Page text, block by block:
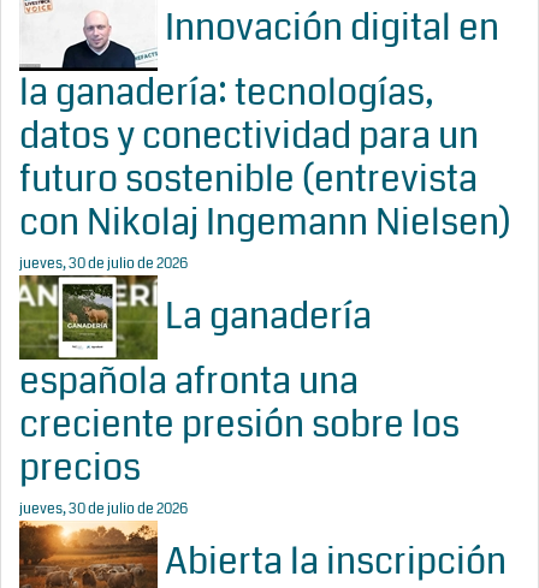
Innovación digital en
la ganadería: tecnologías,
datos y conectividad para un
futuro sostenible (entrevista
con Nikolaj Ingemann Nielsen)
jueves, 30 de julio de 2026
La ganadería
española afronta una
creciente presión sobre los
precios
jueves, 30 de julio de 2026
Abierta la inscripción